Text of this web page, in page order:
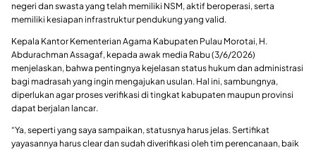
negeri dan swasta yang telah memiliki NSM, aktif beroperasi, serta
memiliki kesiapan infrastruktur pendukung yang valid.
Kepala Kantor Kementerian Agama Kabupaten Pulau Morotai, H.
Abdurachman Assagaf, kepada awak media Rabu (3/6/2026)
menjelaskan, bahwa pentingnya kejelasan status hukum dan administrasi
bagi madrasah yang ingin mengajukan usulan. Hal ini, sambungnya,
diperlukan agar proses verifikasi di tingkat kabupaten maupun provinsi
dapat berjalan lancar.
“Ya, seperti yang saya sampaikan, statusnya harus jelas. Sertifikat
yayasannya harus clear dan sudah diverifikasi oleh tim perencanaan, baik